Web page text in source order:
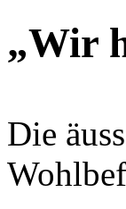
„Wir
Die